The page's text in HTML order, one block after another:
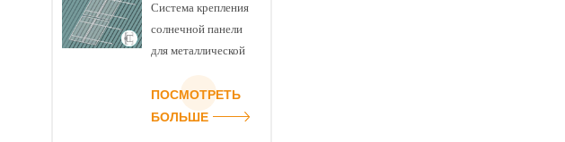
Система крепления
солнечной панели
для металлической
ПОСМОТРЕТЬ
БОЛЬШЕ